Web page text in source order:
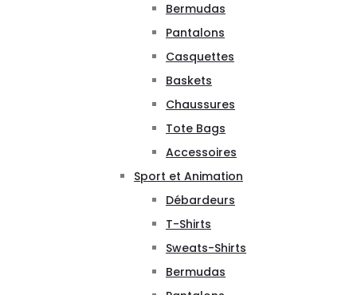
Bermudas
Pantalons
Casquettes
Baskets
Chaussures
Tote Bags
Accessoires
Sport et Animation
Débardeurs
T-Shirts
Sweats-Shirts
Bermudas